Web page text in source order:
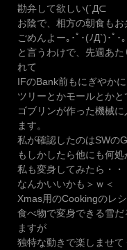
勘弁して欲しい(´Д⊂
お陰で、相方の朝食もお
ごめんよー｡･ﾟ･(ﾉД`)･ﾟ･｡
と言うわけで、先週あ
れて
IFのBank前もにぎやか
ツリーとかモールとかと
ゴブリンが作った機械
ます。
私が確認したのはSWの
もしかしたら他にも何処
私も変身してみたら・・
なんかいいかも＞ｗ＜
Xmas用のCookingのレ
食べ物で変身できる雪
ますが
独特な動きで楽しませて